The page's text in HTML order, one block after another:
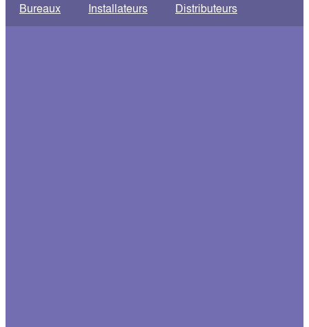
Bureaux Installateurs Distributeurs